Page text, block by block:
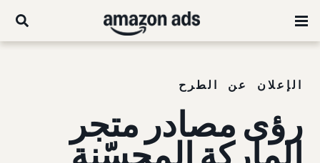
الإعلان عن الطرح
رؤى مصادر متجر